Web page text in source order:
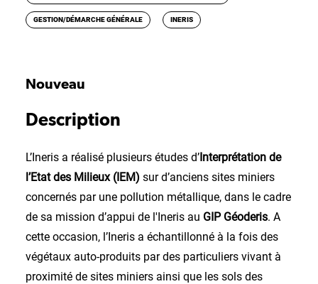
GESTION/DÉMARCHE GÉNÉRALE INERIS
Nouveau
Description
L’Ineris a réalisé plusieurs études d’Interprétation de
l’Etat des Milieux (IEM) sur d’anciens sites miniers
concernés par une pollution métallique, dans le cadre
de sa mission d’appui de l'Ineris au GIP Géoderis. A
cette occasion, l’Ineris a échantillonné à la fois des
végétaux auto-produits par des particuliers vivant à
proximité de sites miniers ainsi que les sols des